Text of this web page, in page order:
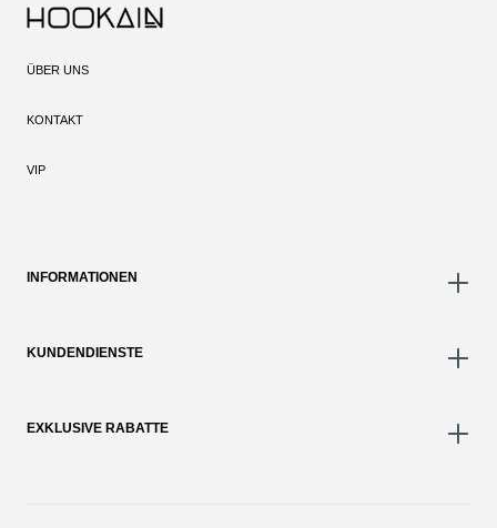
ÜBER UNS
KONTAKT
VIP
INFORMATIONEN
KUNDENDIENSTE
EXKLUSIVE RABATTE